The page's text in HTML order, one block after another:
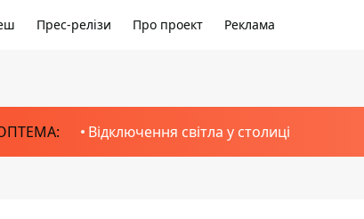
Прес-релізи Про проект Реклама
Відключення світла у столиці